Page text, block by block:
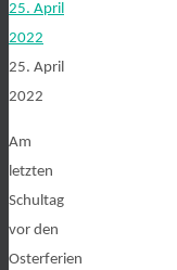
25. April
2022
25. April
2022
Am
letzten
Schultag
vor den
Osterferien